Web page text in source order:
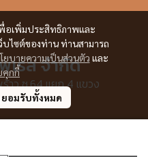
พื่อเพิ่มประสิทธิภาพและ
บไซต์ของท่าน ท่านสามารถ
ยบายความเป็นส่วนตัว และ
คุกกี้
ยอมรับทั้งหมด
เรล จำกัด
าว ซ.64 แยก 4 แขวง
พฯ 10310